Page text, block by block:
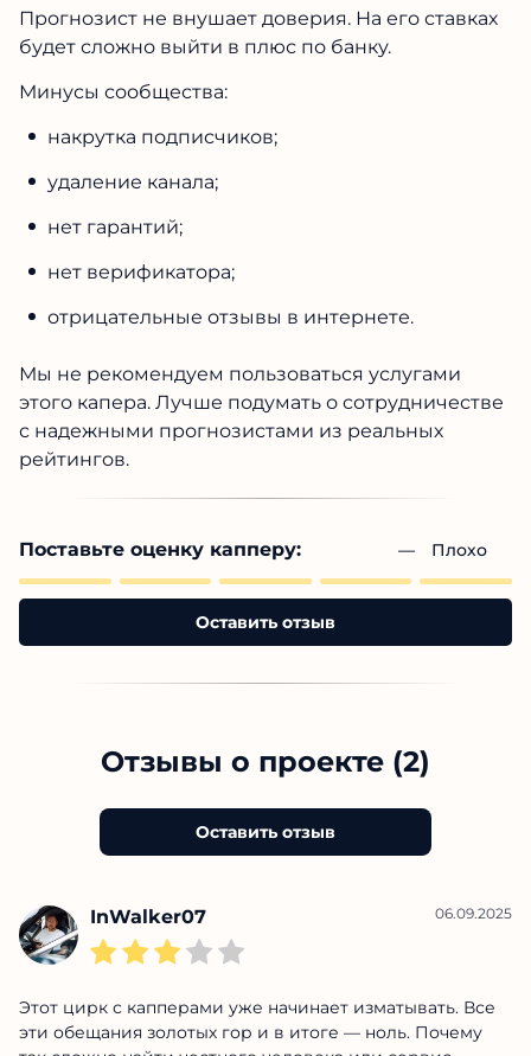
Прогнозист не внушает доверия. На его ставках
будет сложно выйти в плюс по банку.
Минусы сообщества:
накрутка подписчиков;
удаление канала;
нет гарантий;
нет верификатора;
отрицательные отзывы в интернете.
Мы не рекомендуем пользоваться услугами
этого капера. Лучше подумать о сотрудничестве
с надежными прогнозистами из реальных
рейтингов.
Поставьте оценку капперу: — Плохо
Оставить отзыв
Отзывы о проекте (2)
Оставить отзыв
InWalker07 06.09.2025
Этот цирк с капперами уже начинает изматывать. Все
эти обещания золотых гор и в итоге — ноль. Почему